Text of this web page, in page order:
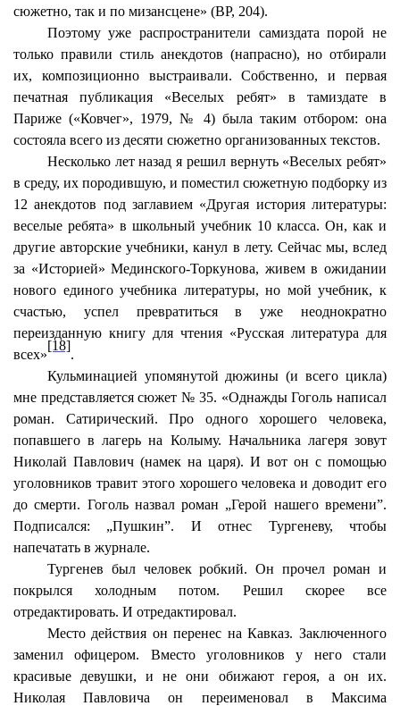
сюжетно, так и по мизансцене» (ВР, 204).
Поэтому уже распространители самиздата порой не
только правили стиль анекдотов (напрасно), но отбирали
их, композиционно выстраивали. Собственно, и первая
печатная публикация «Веселых ребят» в тамиздате в
Париже («Ковчег», 1979, № 4) была таким отбором: она
состояла всего из десяти сюжетно организованных текстов.
Несколько лет назад я решил вернуть «Веселых ребят»
в среду, их породившую, и поместил сюжетную подборку из
12 анекдотов под заглавием «Другая история литературы:
веселые ребята» в школьный учебник 10 класса. Он, как и
другие авторские учебники, канул в лету. Сейчас мы, вслед
за «Историей» Мединского-Торкунова, живем в ожидании
нового единого учебника литературы, но мой учебник, к
счастью, успел превратиться в уже неоднократно
переизданную книгу для чтения «Русская литература для
всех»
[18]
.
Кульминацией упомянутой дюжины (и всего цикла)
мне представляется сюжет № 35. «Однажды Гоголь написал
роман. Сатирический. Про одного хорошего человека,
попавшего в лагерь на Колыму. Начальника лагеря зовут
Николай Павлович (намек на царя). И вот он с помощью
уголовников травит этого хорошего человека и доводит его
до смерти. Гоголь назвал роман „Герой нашего времени”.
Подписался: „Пушкин”. И отнес Тургеневу, чтобы
напечатать в журнале.
Тургенев был человек робкий. Он прочел роман и
покрылся холодным потом. Решил скорее все
отредактировать. И отредактировал.
Место действия он перенес на Кавказ. Заключенного
заменил офицером. Вместо уголовников у него стали
красивые девушки, и не они обижают героя, а он их.
Николая Павловича он переименовал в Максима